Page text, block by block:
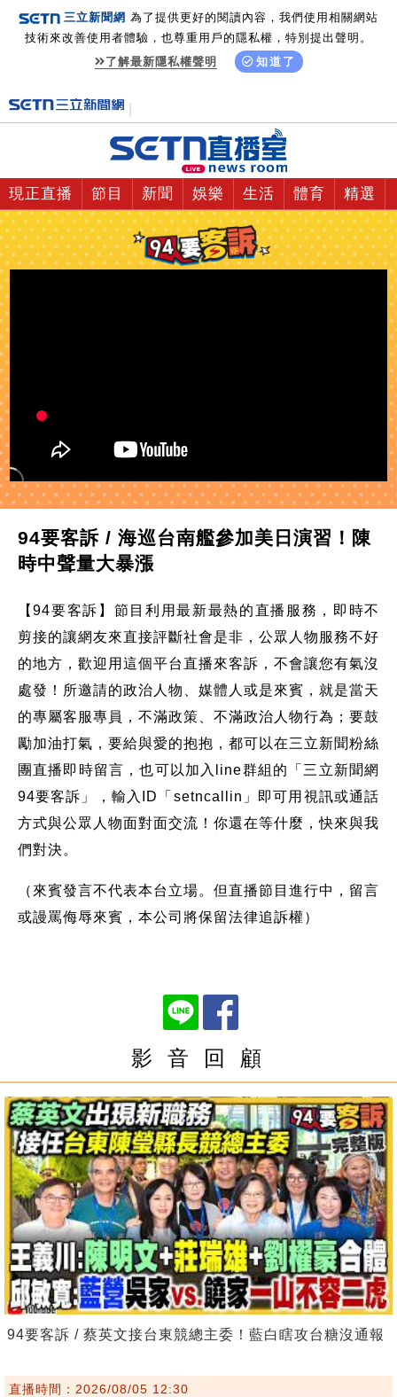
三立新聞網 為了提供更好的閱讀內容，我們使用相關網站
技術來改善使用者體驗，也尊重用戶的隱私權，特別提出聲明。
了解最新隱私權聲明
知道了
現正直播 節目 新聞 娛樂 生活 體育 精選
94要客訴 / 海巡台南艦參加美日演習！陳
時中聲量大暴漲
【94要客訴】節目利用最新最熱的直播服務，即時不
剪接的讓網友來直接評斷社會是非，公眾人物服務不好
的地方，歡迎用這個平台直播來客訴，不會讓您有氣沒
處發！所邀請的政治人物、媒體人或是來賓，就是當天
的專屬客服專員，不滿政策、不滿政治人物行為；要鼓
勵加油打氣，要給與愛的抱抱，都可以在三立新聞粉絲
團直播即時留言，也可以加入line群組的「三立新聞網
94要客訴」，輸入ID「setncallin」即可用視訊或通話
方式與公眾人物面對面交流！你還在等什麼，快來與我
們對決。
（來賓發言不代表本台立場。但直播節目進行中，留言
或謾罵侮辱來賓，本公司將保留法律追訴權）
影 音 回 顧
94要客訴 / 蔡英文接台東競總主委！藍白瞎攻台糖沒通報
直播時間：2026/08/05 12:30